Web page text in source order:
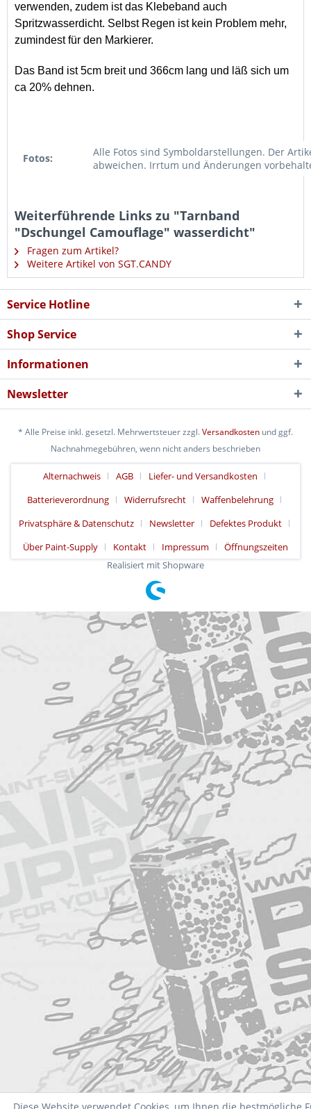
verwenden, zudem ist das Klebeband auch
Spritzwasserdicht. Selbst Regen ist kein Problem mehr,
zumindest für den Markierer.
Das Band ist 5cm breit und 366cm lang und läß sich um
ca 20% dehnen.
Fotos:
Alle Fotos sind Symboldarstellungen. Der
abweichen. Irrtum und Änderungen
Weiterführende Links zu "Tarnband
"Dschungel Camouflage" wasserdicht"
Fragen zum Artikel?
Weitere Artikel von SGT.CANDY
Service Hotline
Shop Service
Informationen
Newsletter
* Alle Preise inkl. gesetzl. Mehrwertsteuer zzgl.Versandkosten und ggf.
Nachnahmegebühren, wenn nicht anders beschrieben
Alternachweis AGB
Liefer- und Versandkosten
Batterieverordnung
Widerrufsrecht
Waffenbelehrung
Privatsphäre & Datenschutz
Newsletter
Defektes Produkt
Über Paint-Supply
Kontakt Impressum
Öffnungszeiten
Realisiert mit Shopware